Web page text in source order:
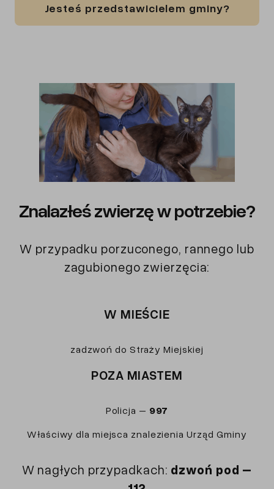
Jesteś przedstawicielem gminy?
Znalazłeś zwierzę w potrzebie?
W przypadku porzuconego, rannego lub
zagubionego zwierzęcia:
W MIEŚCIE
zadzwoń do Straży Miejskiej
POZA MIASTEM
Policja – 997
Właściwy dla miejsca znalezienia Urząd Gminy
W nagłych przypadkach: dzwoń pod –